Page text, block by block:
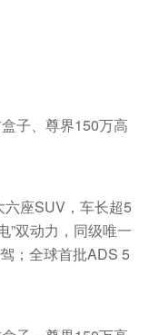
座SUV，车长超5
”双动力，同级唯一
；全球首批ADS 5